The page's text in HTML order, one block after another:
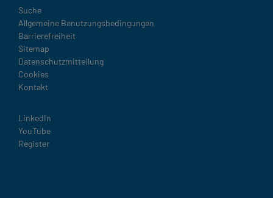
Legal
Suche
Allgemeine Benutzungsbedingungen
Barrierefreiheit
Sitemap
Datenschutzmitteilung
Cookies
Kontakt
Social
LinkedIn
YouTube
Register